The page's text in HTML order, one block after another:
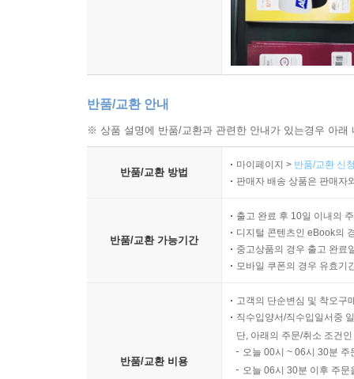
반품/교환 안내
※ 상품 설명에 반품/교환과 관련한 안내가 있는경우 아
반품/교환 방법
마이페이지 > 반품/교환 신
판매자 배송 상품은 판매자
반품/교환 가능기간
출고 완료 후 10일 이내의
디지털 콘텐츠인 eBook의
중고상품의 경우 출고 완료
모바일 쿠폰의 경우 유효기
반품/교환 비용
고객의 단순변심 및 착오구
직수입양서/직수입일서중
단, 아래의 주문/취소 조건
오늘 00시 ~ 06시 30분
오늘 06시 30분 이후 주